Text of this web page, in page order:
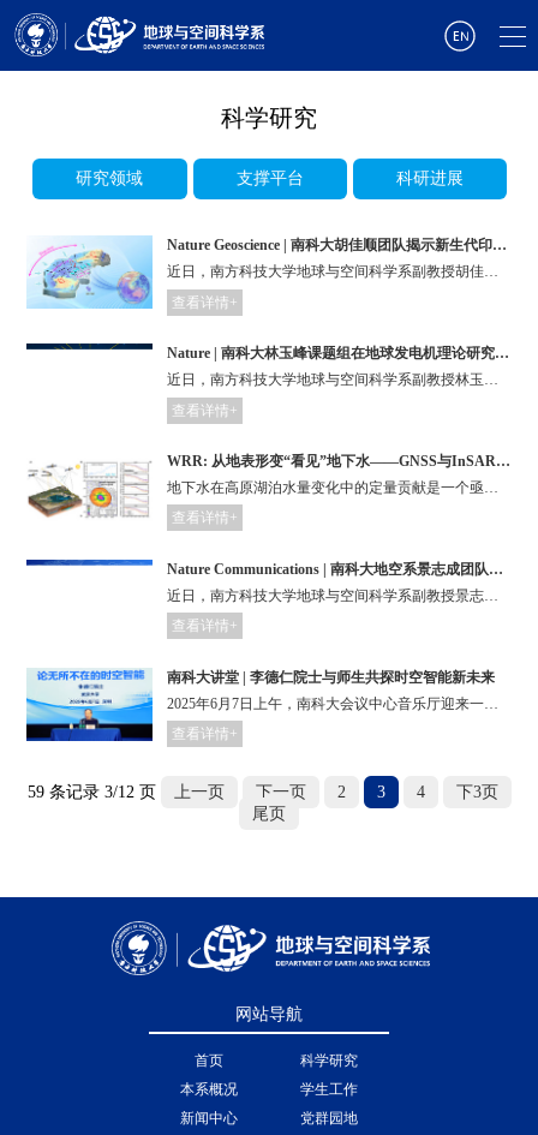
科学研究
研究领域 支撑平台 科研进展
Nature Geoscience | 南科大胡佳顺团队揭示新生代印度-欧亚板块持续汇聚驱动机制
近日，南方科技大学地球与空间科学系副教授胡佳顺课题组在Nature Geoscience发表题为“Ongoing India–Eurasia collision predominantly driven by Sumatra–Java slab pull”的研究论文。
查看详情+
Nature | 南科大林玉峰课题组在地球发电机理论研究中取得进展
近日，南方科技大学地球与空间科学系副教授林玉峰与合作者在地球磁场起源理论研究方面取得重要进展。研究揭示了地球磁场发电机对地核流体黏度的不变性，并且发现早期地球模型可产生与现今观测高度相似的地磁场结构和强度。相关成果以“Invariance of dynamo action in an early-Earth model”为题在国际学术期刊《自然》（Nature）上在线发表。
查看详情+
WRR: 从地表形变“看见”地下水——GNSS与InSAR打开湖泊水文观测新视角
地下水在高原湖泊水量变化中的定量贡献是一个亟待解决的科学问题，GNSS和InSAR等高分辨率地球观测技术的发展，使得从地表形变的角度“看见”地下水成为可能。这是否也在为揭示湖泊系统中地下水的真实作用和贡献打开新的窗口？
查看详情+
Nature Communications | 南科大地空系景志成团队在洋岛玄武岩的成因机制研究中取得进展
近日，南方科技大学地球与空间科学系副教授景志成团队联合中国地质大学（武汉）地球深部物质研究团队在全球洋岛玄武岩的成因机制研究领域取得重要进展，相关成果以“Deep evolution of carbonated magmas controls ocean island basalt chemistry”为题在国际学术期刊《自然-通讯》（Nature Communications）上在线发表。
查看详情+
南科大讲堂 | 李德仁院士与师生共探时空智能新未来
查看详情+
59 条记录 3/12 页 上一页 下一页 2 3 4
下3页
尾页
网站导航
首页
本系概况
新闻中心
科学研究
学生工作
党群园地